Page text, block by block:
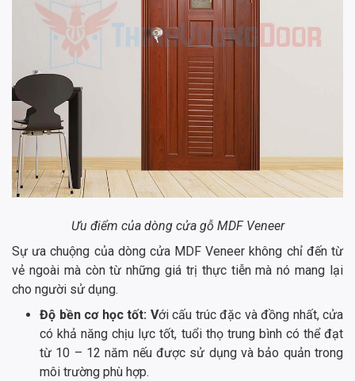
Ưu điểm của dòng cửa gỗ MDF Veneer
Sự ưa chuộng của dòng cửa MDF Veneer không chỉ đến từ
vẻ ngoài mà còn từ những giá trị thực tiễn mà nó mang lại
cho người sử dụng.
Độ bền cơ học tốt: Với cấu trúc đặc và đồng nhất, cửa
có khả năng chịu lực tốt, tuổi thọ trung bình có thể đạt
từ 10 – 12 năm nếu được sử dụng và bảo quản trong
môi trường phù hợp.